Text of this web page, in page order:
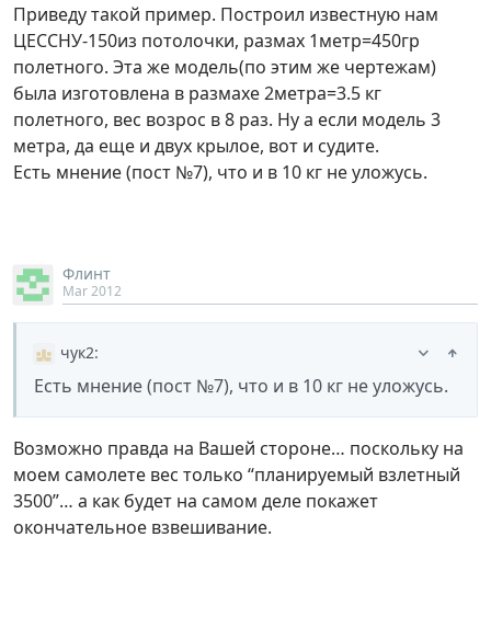
Приведу такой пример. Построил известную нам
ЦЕССНУ-150из потолочки, размах 1метр=450гр
полетного. Эта же модель(по этим же чертежам)
была изготовлена в размахе 2метра=3.5 кг
полетного, вес возрос в 8 раз. Ну а если модель 3
метра, да еще и двух крылое, вот и судите.
Есть мнение (пост №7), что и в 10 кг не уложусь.
Флинт
Mar 2012
чук2:
Есть мнение (пост №7), что и в 10 кг не уложусь.
Возможно правда на Вашей стороне… поскольку на
моем самолете вес только “планируемый взлетный
3500”… а как будет на самом деле покажет
окончательное взвешивание.